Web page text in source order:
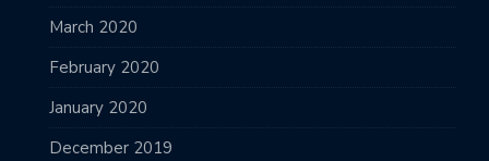
March 2020
February 2020
January 2020
December 2019